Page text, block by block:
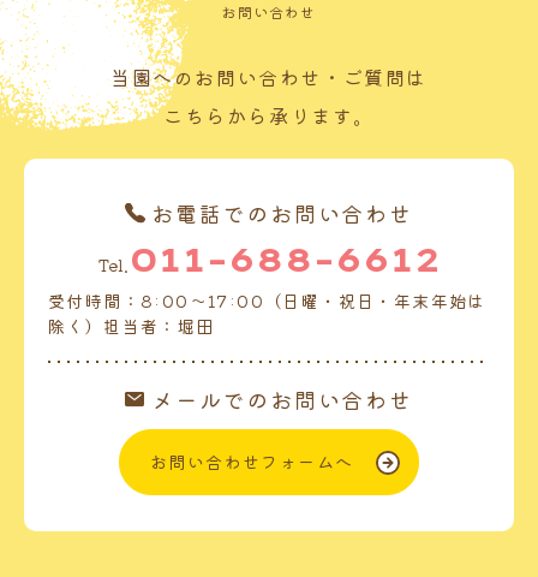
お問い合わせ
当園へのお問い合わせ・ご質問は
こちらから承ります。
お電話でのお問い合わせ
Tel. 011-688-6612
受付時間：8:00～17:00（日曜・祝日・年末年始は
除く）担当者：堀田
メールでのお問い合わせ
お問い合わせフォームへ